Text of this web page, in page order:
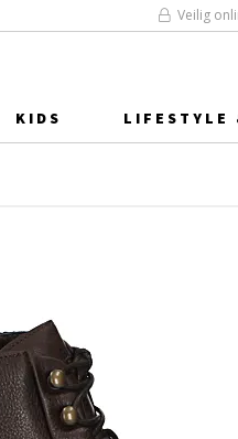
Veilig
KIDS LIFESTYLE